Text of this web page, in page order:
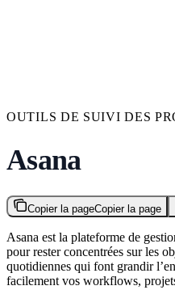
OUTILS DE SUIVI DES
Asana
Copier la pageCopier la page
Asana est la plateforme de
pour rester concentrées sur les
quotidiennes qui font grandir
facilement vos workflows,